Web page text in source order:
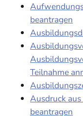
beantragen
Teilnahme
Ausdruck
beantragen